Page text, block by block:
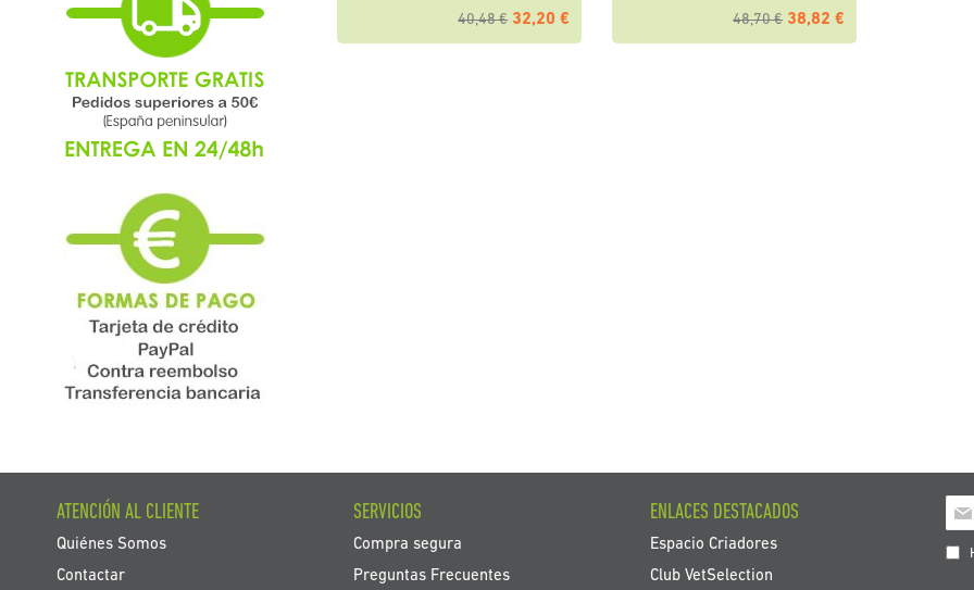
40,48 € 32,20 € 48,70 € 38,82 €
a
ATENCIÓN AL CLIENTE
Quiénes Somos
Contactar
SERVICIOS
Compra segura
Preguntas Frecuentes
ENLACES DESTACADOS
Espacio Criadores
Club VetSelection